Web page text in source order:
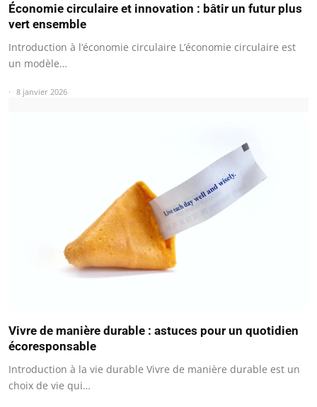
Économie circulaire et innovation : bâtir un futur plus
vert ensemble
Introduction à l’économie circulaire L’économie circulaire est
un modèle…
8 janvier 2026
Vivre de manière durable : astuces pour un quotidien
écoresponsable
Introduction à la vie durable Vivre de manière durable est un
choix de vie qui…